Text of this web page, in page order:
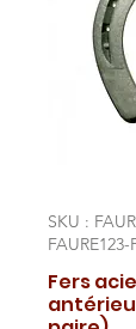
SKU :
FAURE123-
Fers